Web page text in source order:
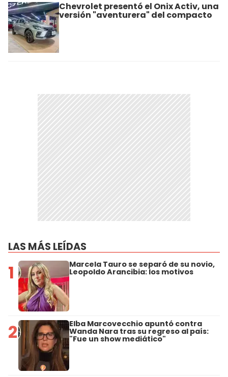
Chevrolet presentó el Onix Activ, una
versión "aventurera" del compacto
LAS MÁS LEÍDAS
1 Marcela Tauro se separó de su novio,
Leopoldo Arancibia: los motivos
2 Elba Marcovecchio apuntó contra
Wanda Nara tras su regreso al país:
"Fue un show mediático"